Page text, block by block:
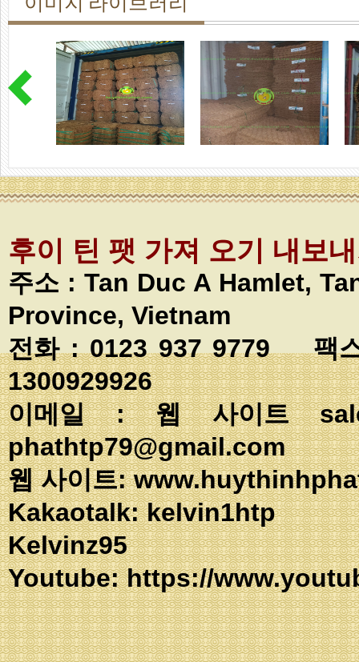
이미지 라이브러리
후이 틴 팻 가져 오기 내보
주소 : Tan Duc A Hamlet,
Province, Vietnam
전화 : 0123 937 9779 팩
1300929926
이메일 : 웹 사이트
phathtp79@gmail.com
웹 사이트:
Kakaotalk:
Kelvinz95
Youtube:https://